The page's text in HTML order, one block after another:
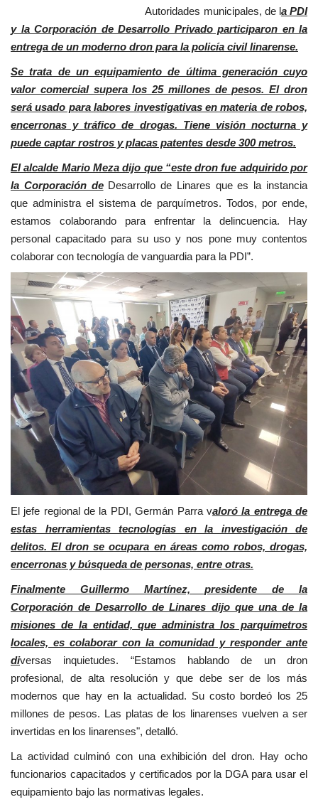
Autoridades municipales, de la PDI
y la Corporación de Desarrollo Privado participaron en la
entrega de un moderno dron para la policía civil linarense.
Se trata de un equipamiento de última generación cuyo
valor comercial supera los 25 millones de pesos. El dron
será usado para labores investigativas en materia de robos,
encerronas y tráfico de drogas. Tiene visión nocturna y
puede captar rostros y placas patentes desde 300 metros.
El alcalde Mario Meza dijo que “este dron fue adquirido por
la Corporación deDesarrollo de Linares que es la instancia
que administra el sistema de parquímetros. Todos, por ende,
estamos colaborando para enfrentar la delincuencia. Hay
personal capacitado para su uso y nos pone muy contentos
colaborar con tecnología de vanguardia para la PDI”.
El jefe regional de la PDI, Germán Parra valoró la entrega de
estas herramientas tecnologías en la investigación de
delitos. El dron se ocupara en áreas como robos, drogas,
encerronas y búsqueda de personas, entre otras.
Finalmente Guillermo Martínez, presidente de la
Corporación de Desarrollo de Linares dijo que una de la
misiones de la entidad, que administra los parquímetros
locales, es colaborar con la comunidad y responder ante
diversas inquietudes. “Estamos hablando de un dron
profesional, de alta resolución y que debe ser de los más
modernos que hay en la actualidad. Su costo bordeó los 25
millones de pesos. Las platas de los linarenses vuelven a ser
invertidas en los linarenses", detalló.
La actividad culminó con una exhibición del dron. Hay ocho
funcionarios capacitados y certificados por la DGA para usar el
equipamiento bajo las normativas legales.